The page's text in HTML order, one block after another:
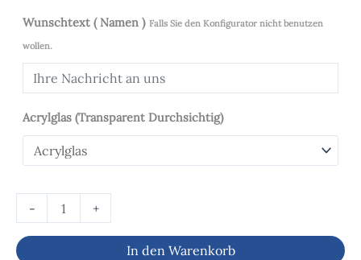
Wunschtext ( Namen ) Falls Sie den Konfigurator nicht benutzen
wollen.
Acrylglas (Transparent Durchsichtig)
- +
In den Warenkorb